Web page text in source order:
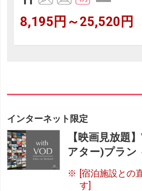
8,195円～25,520円
インターネット限定
【映画見放題
アター)プラン
[宿泊施設との
す]